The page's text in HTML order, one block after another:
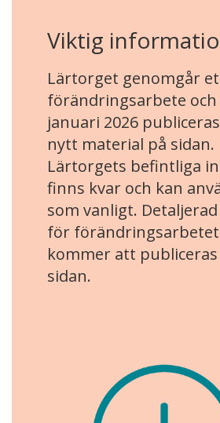
Viktig
Lärtorget genomgår
förändringsarbete och
januari 2026
nytt material på sidan.
Lärtorgets befintliga
finns kvar och kan
som vanligt.
för förändringsarbetet
kommer att
sidan.